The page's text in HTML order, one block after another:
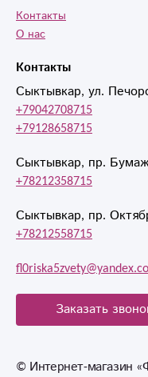
Контакты
Сыктывкар, ул.
+79042708715
+79128658715
Сыктывкар, пр.
+78212358715
Сыктывкар, пр.
+78212558715
Заказать
Контакты
О нас
© Интернет-магазин